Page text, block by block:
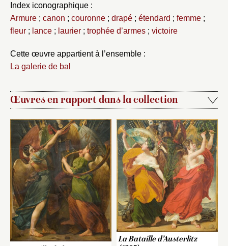
Index iconographique :
Armure ; canon ; couronne ; drapé ; étendard ; femme ;
fleur ; lance ; laurier ; trophée d’armes ; victoire
Cette œuvre appartient à l’ensemble :
La galerie de bal
Œuvres en rapport dans la collection
La Bataille d’Austerlitz